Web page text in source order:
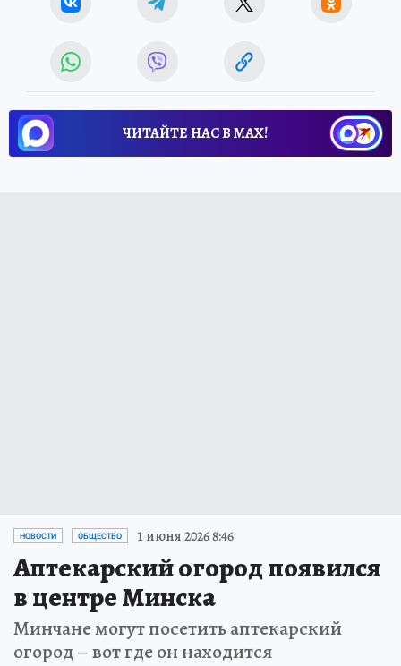
ЧИТАЙТЕ НАС В МАХ!
НОВОСТИ ОБЩЕСТВО 1 июня 2026 8:46
Аптекарский огород появился
в центре Минска
Минчане могут посетить аптекарский
огород – вот где он находится